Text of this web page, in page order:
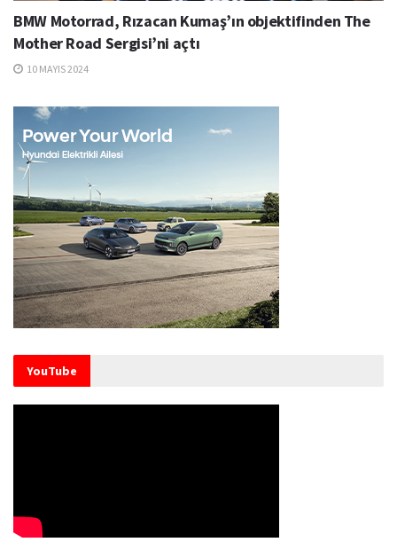
BMW Motorrad, Rızacan Kumaş’ın objektifinden The
Mother Road Sergisi’ni açtı
10 MAYIS 2024
YouTube